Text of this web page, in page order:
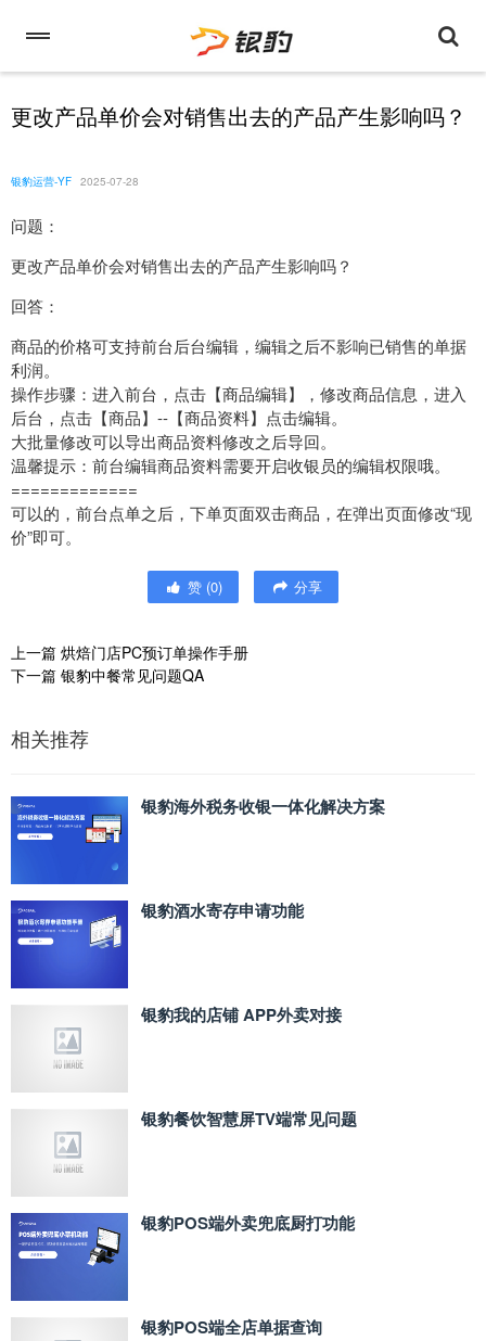
更改产品单价会对销售出去的产品产生影响吗？
银豹运营-YF 2025-07-28
问题：
更改产品单价会对销售出去的产品产生影响吗？
回答：
商品的价格可支持前台后台编辑，编辑之后不影响已销售的单据
利润。
操作步骤：进入前台，点击【商品编辑】，修改商品信息，进入
后台，点击【商品】--【商品资料】点击编辑。
大批量修改可以导出商品资料修改之后导回。
温馨提示：前台编辑商品资料需要开启收银员的编辑权限哦。
=============
可以的，前台点单之后，下单页面双击商品，在弹出页面修改“现
价”即可。
赞 (0) 分享
上一篇 烘焙门店PC预订单操作手册
下一篇 银豹中餐常见问题QA
相关推荐
银豹海外税务收银一体化解决方案
银豹酒水寄存申请功能
银豹我的店铺 APP外卖对接
银豹餐饮智慧屏TV端常见问题
银豹POS端外卖兜底厨打功能
银豹POS端全店单据查询